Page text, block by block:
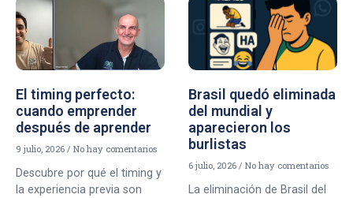
El timing perfecto:
cuando emprender
después de aprender
9 julio, 2026 No hay comentarios
Descubre por qué el timing y
la experiencia previa son
Brasil quedó eliminada
del mundial y
aparecieron los
burlistas
6 julio, 2026 No hay comentarios
La eliminación de Brasil del